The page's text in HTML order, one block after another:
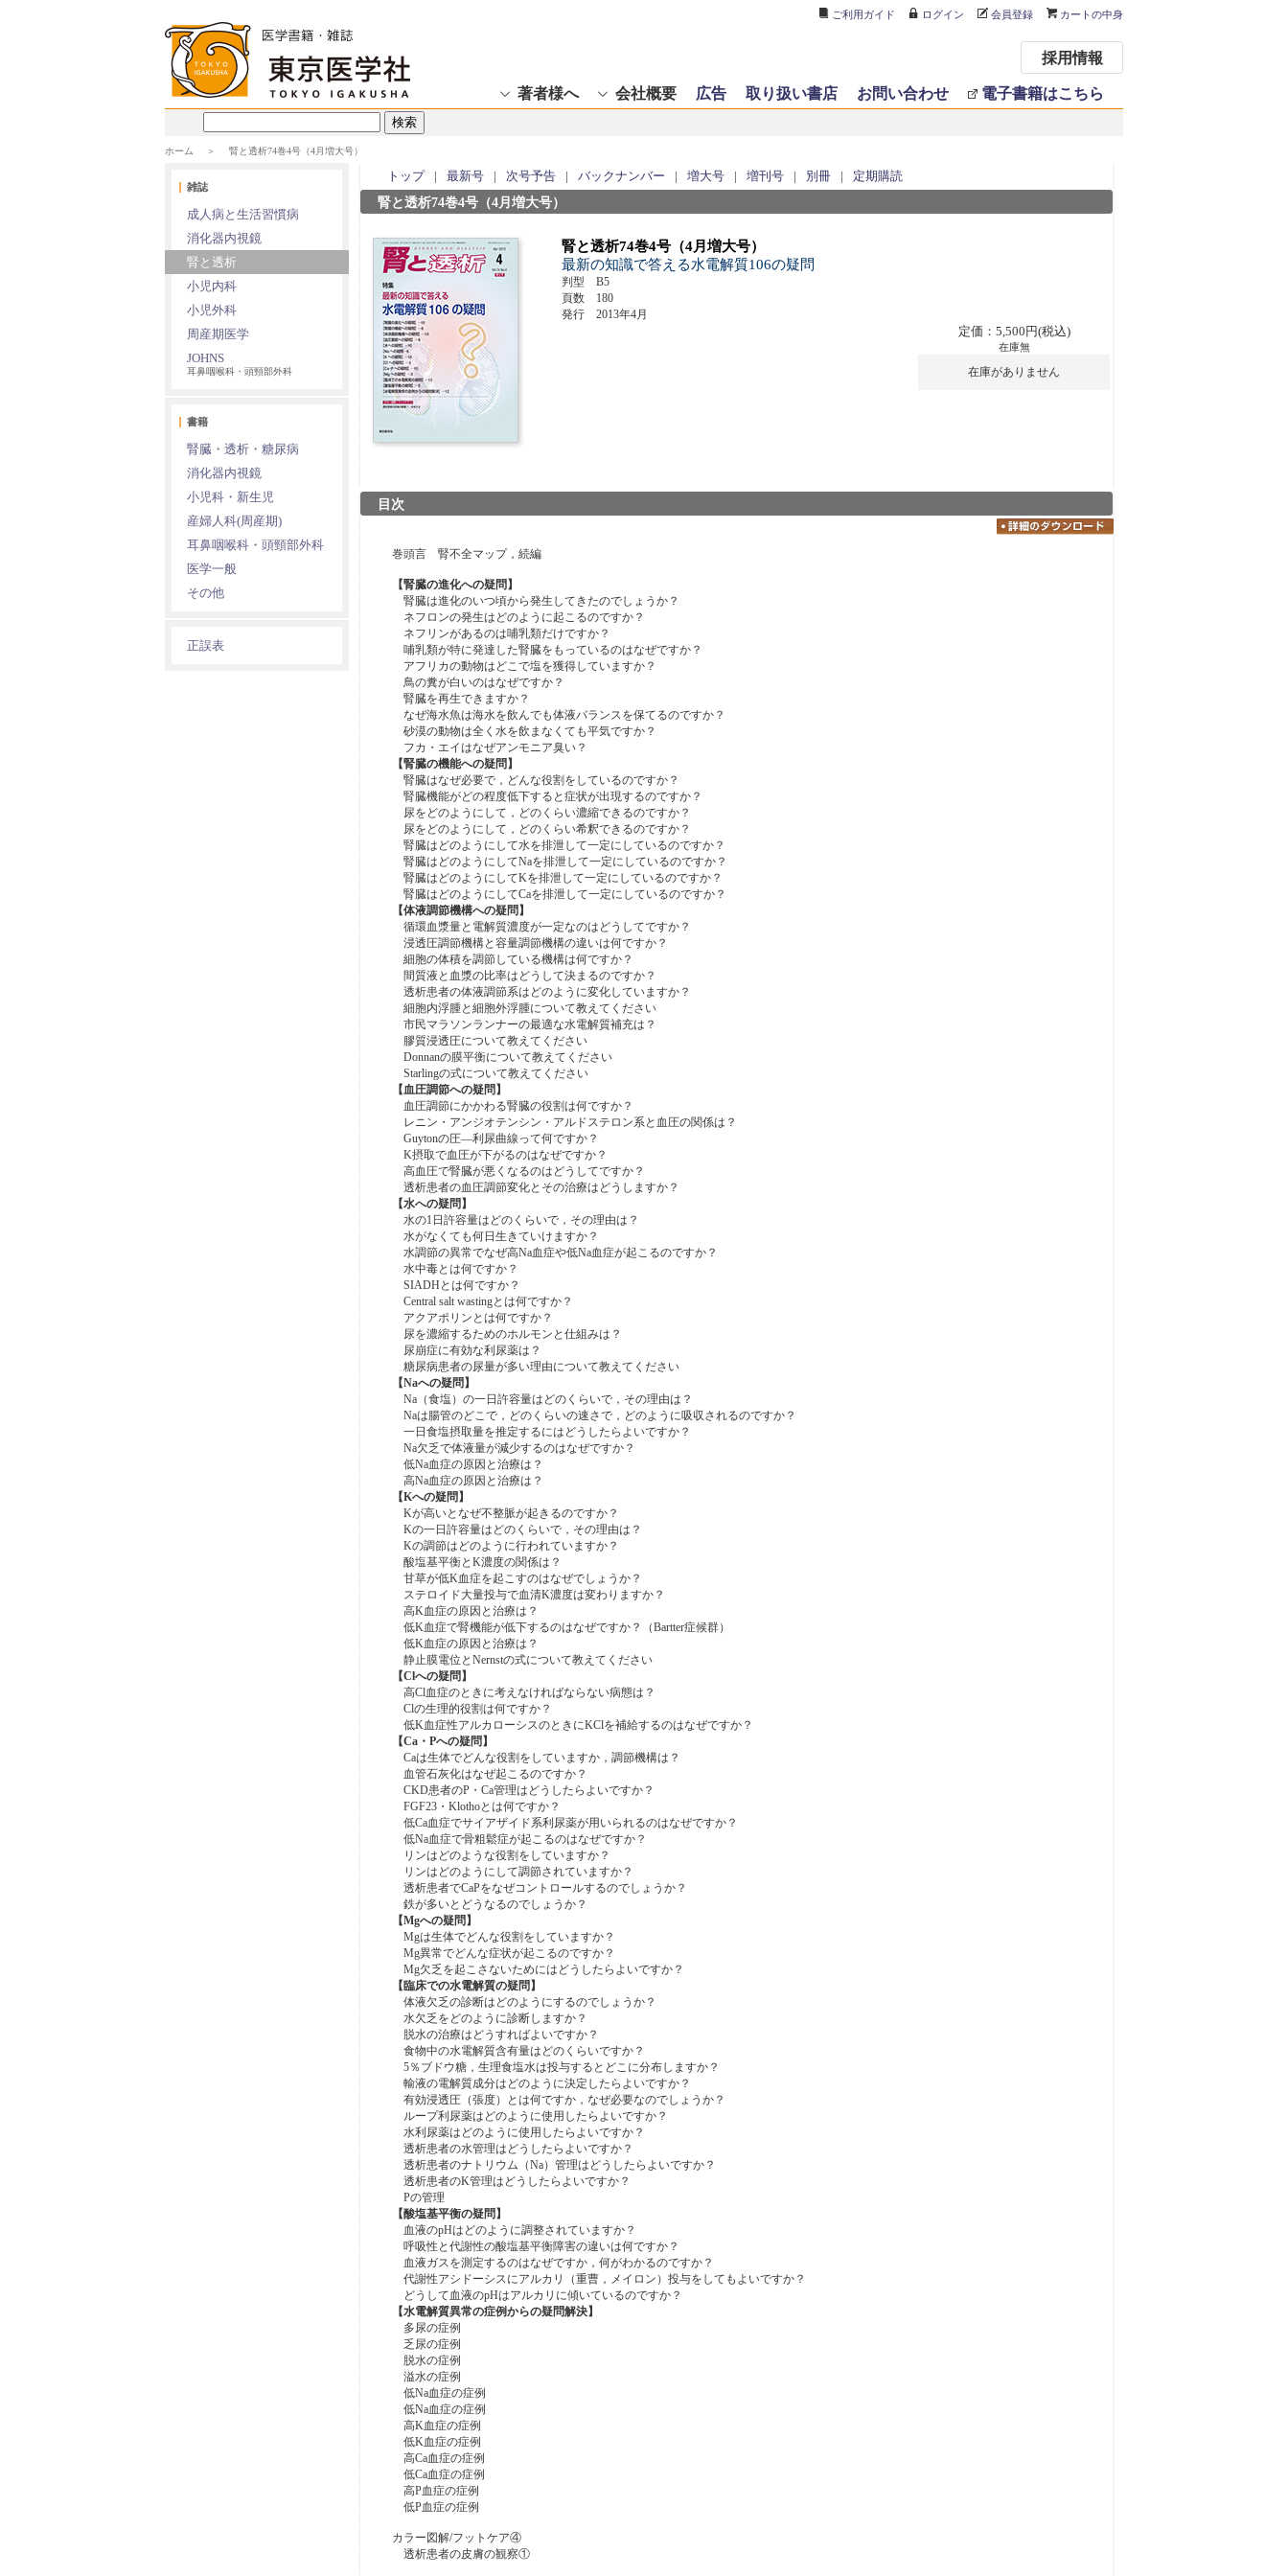
ご利用ガイド ログイン 会員登録 カートの中身
著者様へ 会社概要 広告 取り扱い書店 お問い合わせ 電子書籍はこちら
採用情報
ホーム 腎と透析74巻4号（4月増大号）
雑誌
成人病と生活習慣病
消化器内視鏡
腎と透析
小児内科
小児外科
周産期医学
JOHNS
耳鼻咽喉科・頭頸部外科
書籍
腎臓・透析・糖尿病
消化器内視鏡
小児科・新生児
産婦人科(周産期)
耳鼻咽喉科・頭頸部外科
医学一般
その他
正誤表
トップ | 最新号 | 次号予告 | バックナンバー | 増大号 | 増刊号 | 別冊 |
定期購読
腎と透析74巻4号（4月増大号）
腎と透析74巻4号（4月増大号）
最新の知識で答える水電解質106の疑問
判型 B5
頁数 180
発行 2013年4月
定価：5,500円(税込)
在庫無
在庫がありません
目次
巻頭言 腎不全マップ，続編
【腎臓の進化への疑問】
腎臓は進化のいつ頃から発生してきたのでしょうか？
ネフロンの発生はどのように起こるのですか？
ネフリンがあるのは哺乳類だけですか？
哺乳類が特に発達した腎臓をもっているのはなぜですか？
アフリカの動物はどこで塩を獲得していますか？
鳥の糞が白いのはなぜですか？
腎臓を再生できますか？
なぜ海水魚は海水を飲んでも体液バランスを保てるのですか？
砂漠の動物は全く水を飲まなくても平気ですか？
フカ・エイはなぜアンモニア臭い？
【腎臓の機能への疑問】
腎臓はなぜ必要で，どんな役割をしているのですか？
腎臓機能がどの程度低下すると症状が出現するのですか？
尿をどのようにして，どのくらい濃縮できるのですか？
尿をどのようにして，どのくらい希釈できるのですか？
腎臓はどのようにして水を排泄して一定にしているのですか？
腎臓はどのようにしてNaを排泄して一定にしているのですか？
腎臓はどのようにしてKを排泄して一定にしているのですか？
腎臓はどのようにしてCaを排泄して一定にしているのですか？
【体液調節機構への疑問】
循環血漿量と電解質濃度が一定なのはどうしてですか？
浸透圧調節機構と容量調節機構の違いは何ですか？
細胞の体積を調節している機構は何ですか？
間質液と血漿の比率はどうして決まるのですか？
透析患者の体液調節系はどのように変化していますか？
細胞内浮腫と細胞外浮腫について教えてください
市民マラソンランナーの最適な水電解質補充は？
膠質浸透圧について教えてください
Donnanの膜平衡について教えてください
Starlingの式について教えてください
【血圧調節への疑問】
血圧調節にかかわる腎臓の役割は何ですか？
レニン・アンジオテンシン・アルドステロン系と血圧の関係は？
Guytonの圧―利尿曲線って何ですか？
K摂取で血圧が下がるのはなぜですか？
高血圧で腎臓が悪くなるのはどうしてですか？
透析患者の血圧調節変化とその治療はどうしますか？
【水への疑問】
水の1日許容量はどのくらいで，その理由は？
水がなくても何日生きていけますか？
水調節の異常でなぜ高Na血症や低Na血症が起こるのですか？
水中毒とは何ですか？
SIADHとは何ですか？
Central salt wastingとは何ですか？
アクアポリンとは何ですか？
尿を濃縮するためのホルモンと仕組みは？
尿崩症に有効な利尿薬は？
糖尿病患者の尿量が多い理由について教えてください
【Naへの疑問】
Na（食塩）の一日許容量はどのくらいで，その理由は？
Naは腸管のどこで，どのくらいの速さで，どのように吸収されるのですか？
一日食塩摂取量を推定するにはどうしたらよいですか？
Na欠乏で体液量が減少するのはなぜですか？
低Na血症の原因と治療は？
高Na血症の原因と治療は？
【Kへの疑問】
Kが高いとなぜ不整脈が起きるのですか？
Kの一日許容量はどのくらいで，その理由は？
Kの調節はどのように行われていますか？
酸塩基平衡とK濃度の関係は？
甘草が低K血症を起こすのはなぜでしょうか？
ステロイド大量投与で血清K濃度は変わりますか？
高K血症の原因と治療は？
低K血症で腎機能が低下するのはなぜですか？（Bartter症候群）
低K血症の原因と治療は？
静止膜電位とNernstの式について教えてください
【Clへの疑問】
高Cl血症のときに考えなければならない病態は？
Clの生理的役割は何ですか？
低K血症性アルカローシスのときにKClを補給するのはなぜですか？
【Ca・Pへの疑問】
Caは生体でどんな役割をしていますか，調節機構は？
血管石灰化はなぜ起こるのですか？
CKD患者のP・Ca管理はどうしたらよいですか？
FGF23・Klothoとは何ですか？
低Ca血症でサイアザイド系利尿薬が用いられるのはなぜですか？
低Na血症で骨粗鬆症が起こるのはなぜですか？
リンはどのような役割をしていますか？
リンはどのようにして調節されていますか？
透析患者でCaPをなぜコントロールするのでしょうか？
鉄が多いとどうなるのでしょうか？
【Mgへの疑問】
Mgは生体でどんな役割をしていますか？
Mg異常でどんな症状が起こるのですか？
Mg欠乏を起こさないためにはどうしたらよいですか？
【臨床での水電解質の疑問】
体液欠乏の診断はどのようにするのでしょうか？
水欠乏をどのように診断しますか？
脱水の治療はどうすればよいですか？
食物中の水電解質含有量はどのくらいですか？
5％ブドウ糖，生理食塩水は投与するとどこに分布しますか？
輸液の電解質成分はどのように決定したらよいですか？
有効浸透圧（張度）とは何ですか，なぜ必要なのでしょうか？
ループ利尿薬はどのように使用したらよいですか？
水利尿薬はどのように使用したらよいですか？
透析患者の水管理はどうしたらよいですか？
透析患者のナトリウム（Na）管理はどうしたらよいですか？
透析患者のK管理はどうしたらよいですか？
Pの管理
【酸塩基平衡の疑問】
血液のpHはどのように調整されていますか？
呼吸性と代謝性の酸塩基平衡障害の違いは何ですか？
血液ガスを測定するのはなぜですか，何がわかるのですか？
代謝性アシドーシスにアルカリ（重曹，メイロン）投与をしてもよいですか？
どうして血液のpHはアルカリに傾いているのですか？
【水電解質異常の症例からの疑問解決】
多尿の症例
乏尿の症例
脱水の症例
溢水の症例
低Na血症の症例
低Na血症の症例
高K血症の症例
低K血症の症例
高Ca血症の症例
低Ca血症の症例
高P血症の症例
低P血症の症例
カラー図解/フットケア④
透析患者の皮膚の観察①